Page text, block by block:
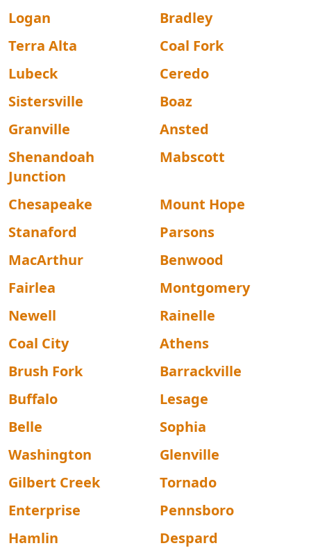
Logan
Bradley
Terra Alta
Coal Fork
Lubeck
Ceredo
Sistersville
Boaz
Granville
Ansted
Shenandoah
Junction
Mabscott
Chesapeake
Mount Hope
Stanaford
Parsons
MacArthur
Benwood
Fairlea
Montgomery
Newell
Rainelle
Coal City
Athens
Brush Fork
Barrackville
Buffalo
Lesage
Belle
Sophia
Washington
Glenville
Gilbert Creek
Tornado
Enterprise
Pennsboro
Hamlin
Despard